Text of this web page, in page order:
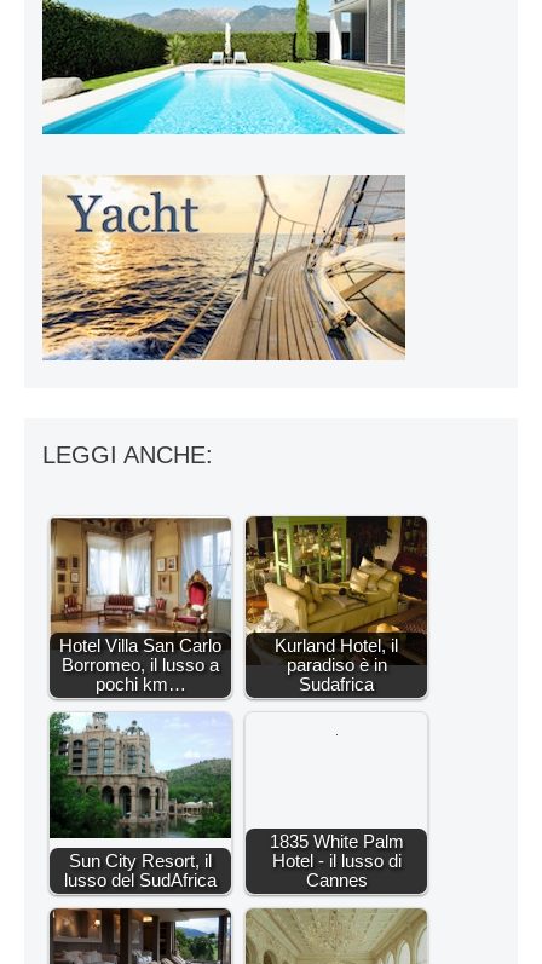
LEGGI ANCHE:
Hotel Villa San Carlo
Borromeo, il lusso a
pochi km…
Kurland Hotel, il
paradiso è in
Sudafrica
Sun City Resort, il
lusso del SudAfrica
1835 White Palm
Hotel - il lusso di
Cannes